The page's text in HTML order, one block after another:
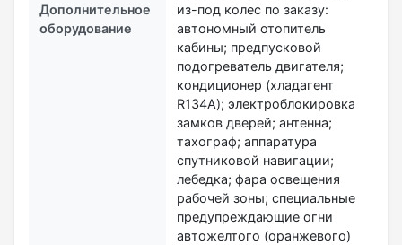
Дополнительное
оборудование
из-под колес по заказу:
автономный отопитель
кабины; предпусковой
подогреватель двигателя;
кондиционер (хладагент
R134A); электроблокировка
замков дверей; антенна;
тахограф; аппаратура
спутниковой навигации;
лебедка; фара освещения
рабочей зоны; специальные
предупреждающие огни
автожелтого (оранжевого)